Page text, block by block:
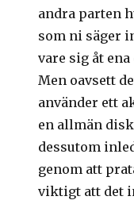
andra parten
som ni säger
vare sig åt
Men oavsett
använder ett
en allmän
dessutom
genom att
viktigt att det